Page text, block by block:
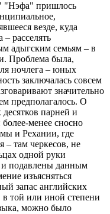
"Нэфа" пришлось
везде, куда
расселять
адыгским семьям – в
Проблема была,
ночлега – юных
заключалась совсем
значительно
предполагалось. О
парней и
менее сносно
и Рехании, где
– там черкесов, не
одной руки
подавлены данным
изъясняться
запас английских
той или иной степени
можно было